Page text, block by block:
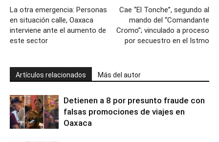
La otra emergencia: Personas
en situación calle, Oaxaca
interviene ante el aumento de
este sector
Cae “El Tonche”, segundo al
mando del “Comandante
Cromo”; vinculado a proceso
por secuestro en el Istmo
Artículos relacionados Más del autor
Detienen a 8 por presunto fraude con
falsas promociones de viajes en
Oaxaca